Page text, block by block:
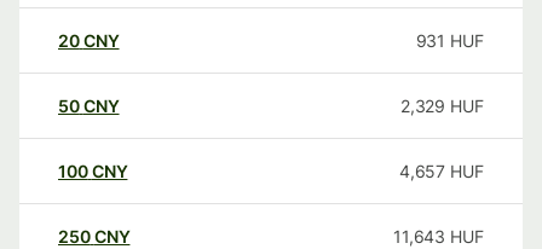
20CNY 931 HUF
50CNY 2,329 HUF
100CNY 4,657 HUF
250CNY 11,643 HUF